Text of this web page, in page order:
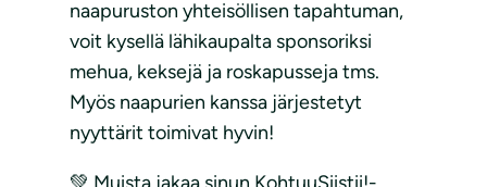
naapuruston yhteisöllisen tapahtuman,
voit kysellä lähikaupalta sponsoriksi
mehua, keksejä ja roskapusseja tms.
Myös naapurien kanssa järjestetyt
nyyttärit toimivat hyvin!